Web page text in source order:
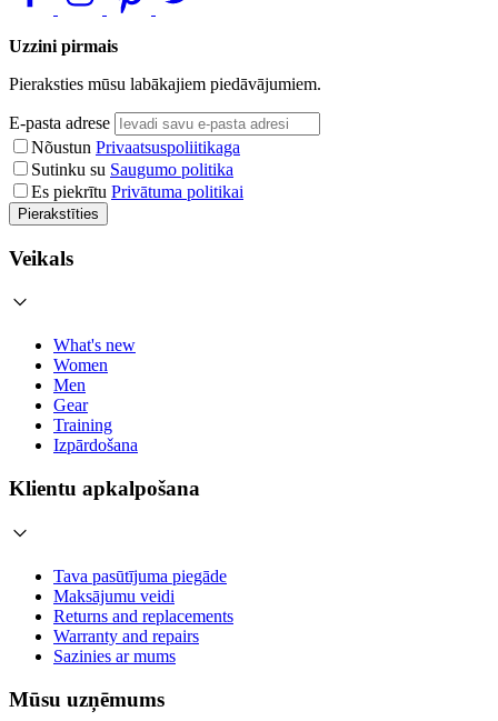
Uzzini pirmais
Pieraksties mūsu labākajiem piedāvājumiem.
E-pasta adrese
Nõustun Privaatsuspoliitikaga
Sutinku su Saugumo politika
Es piekrītu Privātuma politikai
Pierakstīties
Veikals
What's new
Women
Men
Gear
Training
Izpārdošana
Klientu apkalpošana
Tava pasūtījuma piegāde
Maksājumu veidi
Returns and replacements
Warranty and repairs
Sazinies ar mums
Mūsu uzņēmums